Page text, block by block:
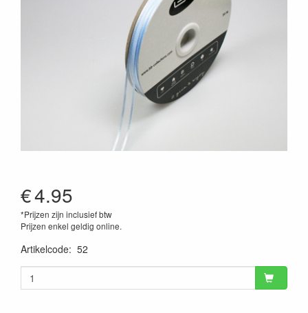
€4.95
*Prijzen zijn inclusief btw
Prijzen enkel geldig online.
Artikelcode: 52